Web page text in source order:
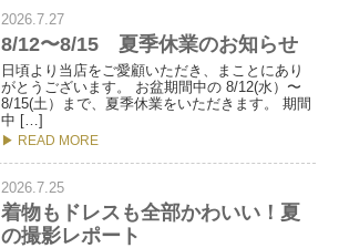
2026.7.27
8/12〜8/15 夏季休業のお知らせ
日頃より当店をご愛顧いただき、まことにあり
がとうございます。 お盆期間中の 8/12(水）〜
8/15(土）まで、夏季休業をいただきます。 期間
中 […]
▶ READ MORE
2026.7.25
着物もドレスも全部かわいい！夏
の撮影レポート